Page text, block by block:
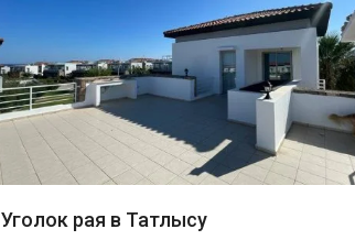
Уголок рая в Татлысу